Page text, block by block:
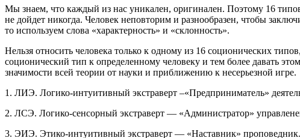
Мы знаем, что каждый из нас уникален, оригинален. Поэтому 16
не дойдет никогда. Человек неповторим и разнообразен, чтобы
то используем слова «характерность» и «склонность».
Нельзя относить человека только к одному из 16 соционических
соционический тип к определенному человеку и тем более давать
значимости всей теории от науки и приближению к несерьезной игре.
1. ЛИЭ. Логико-интуитивный экстраверт –«Предприниматель»
2. ЛСЭ. Логико-сенсорный экстраверт — «Администратор»
3. ЭИЭ. Этико-интуитивный экстраверт — «Наставник» проповедник.